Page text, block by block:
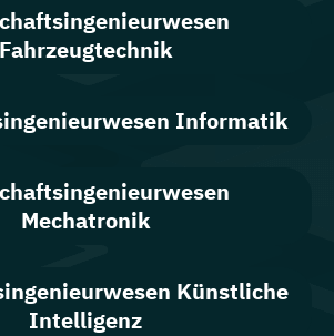
Fahrzeugtechnik
Informatik
Mechatronik
Künstliche
Intelligenz